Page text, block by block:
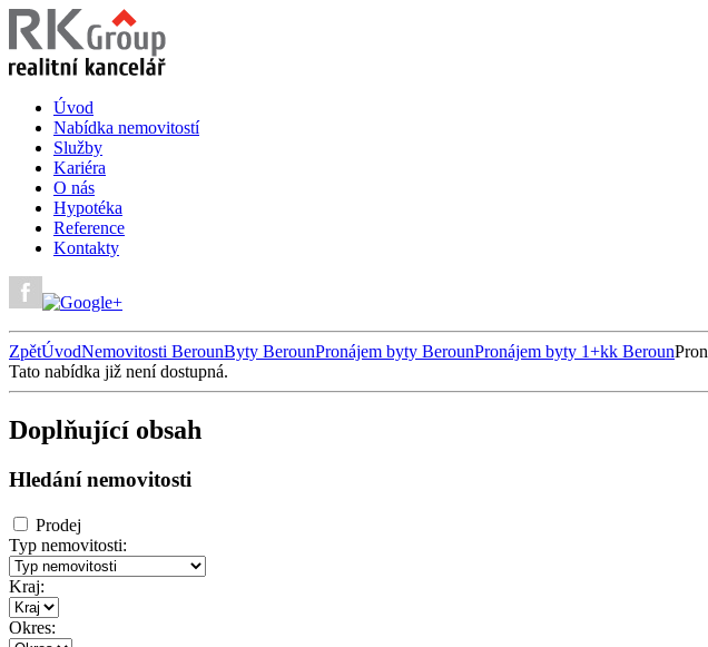
Úvod
Nabídka nemovitostí
Služby
Kariéra
O nás
Hypotéka
Reference
Kontakty
ZpětÚvodNemovitosti BerounByty BerounPronájem byty BerounPronájem byty 1+kk Beroun
Tato nabídka již není dostupná.
Doplňující obsah
Hledání nemovitosti
Prodej
Typ nemovitosti:
Kraj:
Okres: